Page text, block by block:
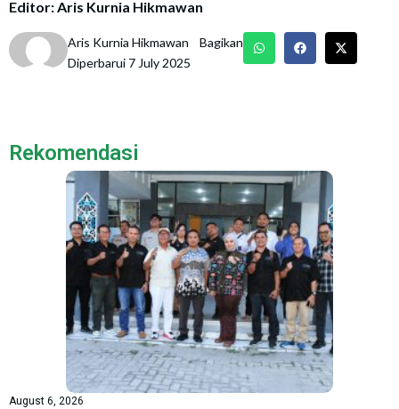
Editor: Aris Kurnia Hikmawan
Aris Kurnia Hikmawan
Diperbarui 7 July 2025
Bagikan
Rekomendasi
August 6, 2026